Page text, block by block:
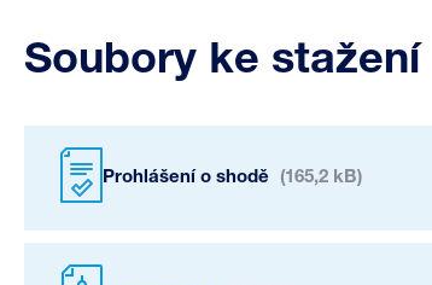
Soubory ke stažení
Prohlášení o shodě (165,2 kB)